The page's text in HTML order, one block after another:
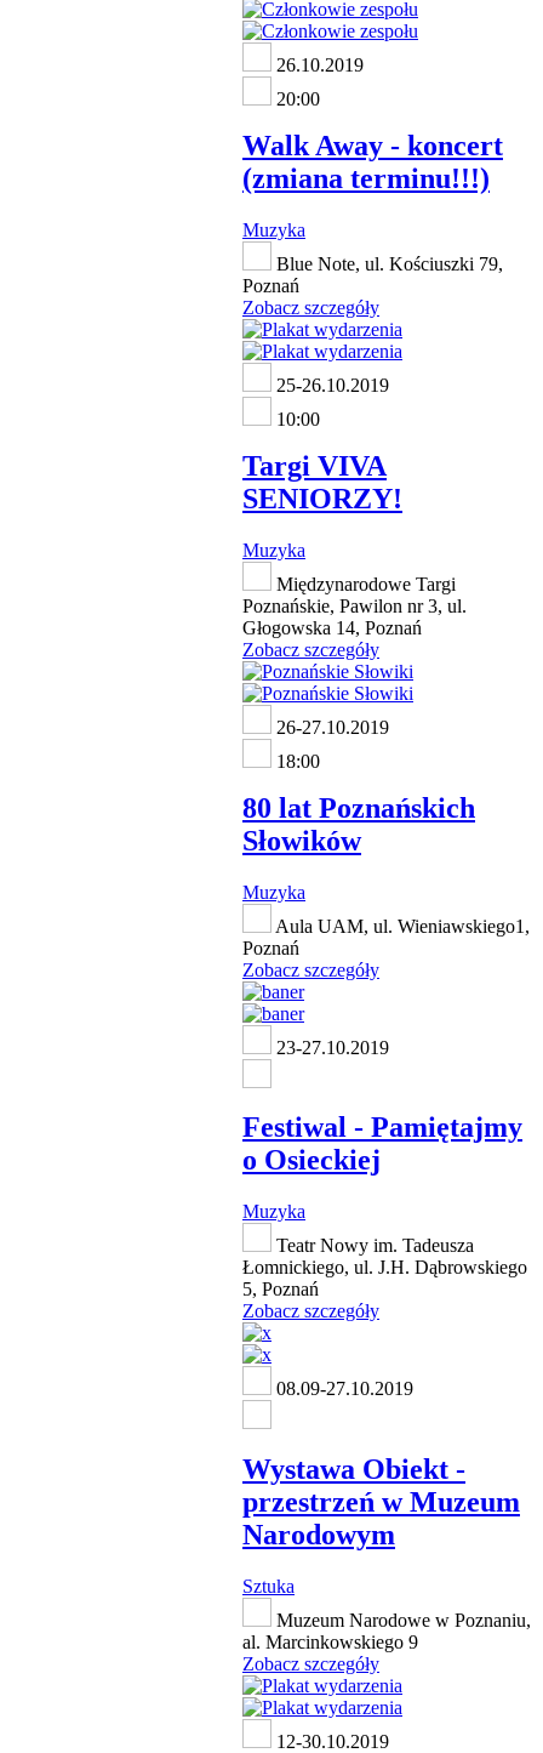
26.10.2019
20:00
Walk Away - koncert
(zmiana terminu!!!)
Muzyka
Blue Note, ul. Kościuszki 79,
Poznań
Zobacz szczegóły
25-26.10.2019
10:00
Targi VIVA
SENIORZY!
Muzyka
Międzynarodowe Targi
Poznańskie, Pawilon nr 3, ul.
Głogowska 14, Poznań
Zobacz szczegóły
26-27.10.2019
18:00
80 lat Poznańskich
Słowików
Muzyka
Aula UAM, ul. Wieniawskiego1,
Poznań
Zobacz szczegóły
23-27.10.2019
Festiwal - Pamiętajmy
o Osieckiej
Muzyka
Teatr Nowy im. Tadeusza
Łomnickiego, ul. J.H. Dąbrowskiego
5, Poznań
Zobacz szczegóły
08.09-27.10.2019
Wystawa Obiekt -
przestrzeń w Muzeum
Narodowym
Sztuka
Muzeum Narodowe w Poznaniu,
al. Marcinkowskiego 9
Zobacz szczegóły
12-30.10.2019